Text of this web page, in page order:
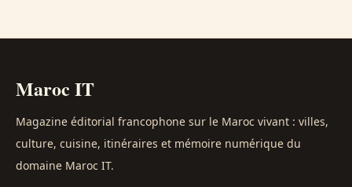
Maroc IT
Magazine éditorial francophone sur le Maroc vivant : villes,
culture, cuisine, itinéraires et mémoire numérique du
domaine Maroc IT.